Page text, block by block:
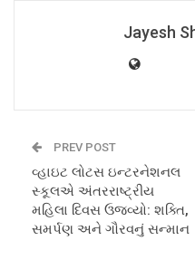
Jayesh
PREV POST
વ્હાઇટ લોટસ ઇન્ટરનેશનલ
સ્કૂલએ અંતરરાષ્ટ્રીય
મહિલા દિવસ ઉજવ્યો: શક્તિ,
સમર્પણ અને ગૌરવનું સન્માન